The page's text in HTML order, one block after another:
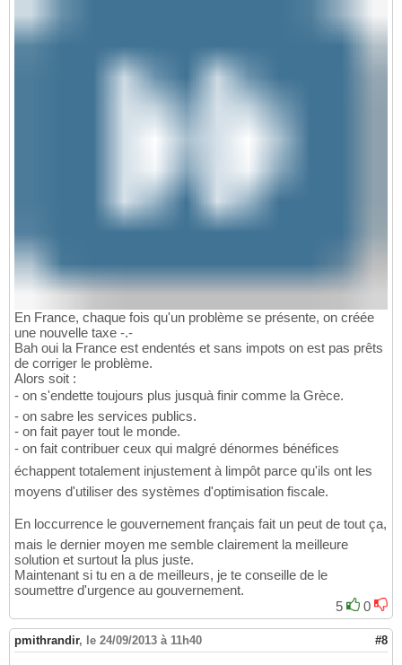
En France, chaque fois qu'un problème se présente, on créée
une nouvelle taxe -.-
Bah oui la France est endentés et sans impots on est pas prêts
de corriger le problème.
Alors soit :
- on s'endette toujours plus jusquà finir comme la Grèce.
- on sabre les services publics.
- on fait payer tout le monde.
- on fait contribuer ceux qui malgré dénormes bénéfices
échappent totalement injustement à limpôt parce qu'ils ont les
moyens d'utiliser des systèmes d'optimisation fiscale.
En loccurrence le gouvernement français fait un peut de tout ça,
mais le dernier moyen me semble clairement la meilleure
solution et surtout la plus juste.
Maintenant si tu en a de meilleurs, je te conseille de le
soumettre d'urgence au gouvernement.
5
0
pmithrandir, le 24/09/2013 à 11h40 #8